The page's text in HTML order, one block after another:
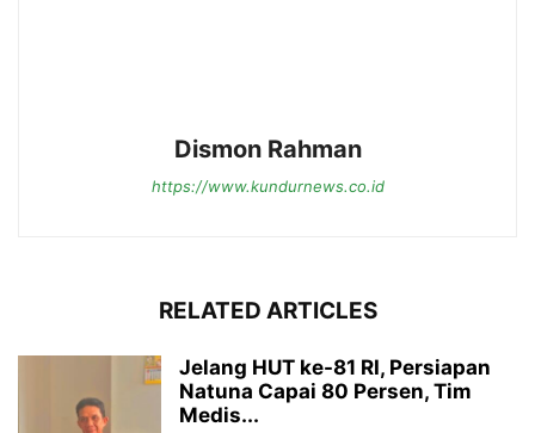
Dismon Rahman
https://www.kundurnews.co.id
RELATED ARTICLES
Jelang HUT ke-81 RI, Persiapan
Natuna Capai 80 Persen, Tim
Medis...